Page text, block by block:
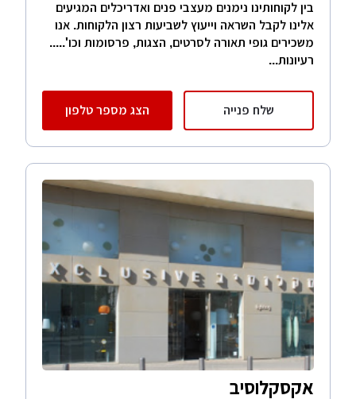
בין לקוחותינו נימנים מעצבי פנים ואדריכלים המגיעים
אלינו לקבל השראה וייעוץ לשביעות רצון הלקוחות. אנו
משכירים גופי תאורה לסרטים, הצגות, פרסומות וכו'.....
רעיונות...
שלח פנייה הצג מספר טלפון
אקסקלוסיב